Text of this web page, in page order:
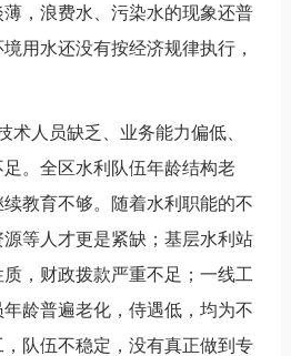
，浪费水、污染水的现象还普
用水还没有按经济规律执行，
术人员缺乏、业务能力偏低、
。全区水利队伍年龄结构老
教育不够。随着水利职能的不
等人才更是紧缺；基层水利站
，财政拨款严重不足；一线工
龄普遍老化，侍遇低，均为不
队伍不稳定，没有真正做到专